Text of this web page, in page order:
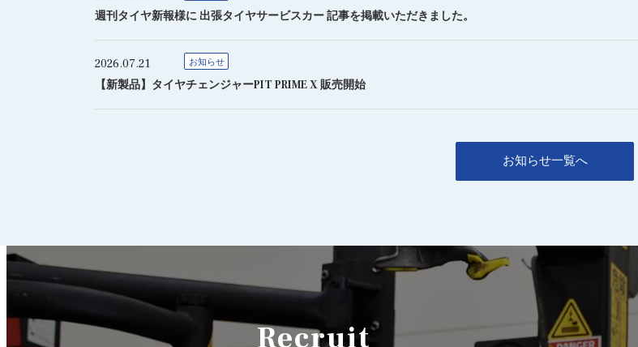
週刊タイヤ新報様に 出張タイヤサービスカー 記事を掲載いただきました。
2026.07.21 お知らせ
【新製品】タイヤチェンジャーPIT PRIME X 販売開始
お知らせ一覧へ
Recruit